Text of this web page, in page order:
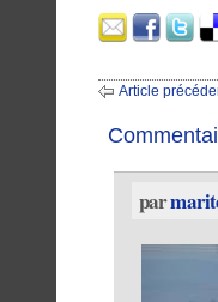
Article
par